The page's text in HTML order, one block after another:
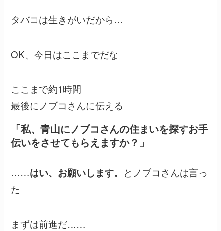
タバコは生きがいだから…
OK、今日はここまでだな
ここまで約1時間
最後にノブコさんに伝える
「私、青山にノブコさんの住まいを探すお手
伝いをさせてもらえますか？」
……はい、お願いします。 とノブコさんは言っ
た
まずは前進だ……